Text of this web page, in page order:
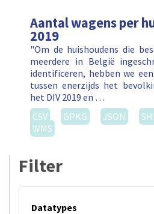
Aantal wagens per
2019
"Om de huishoudens die
meerdere in België
identificeren, hebben we
tussen enerzijds het
het DIV 2019 en …
CSV
GPKG JSON
WMS
Filter
Datatypes